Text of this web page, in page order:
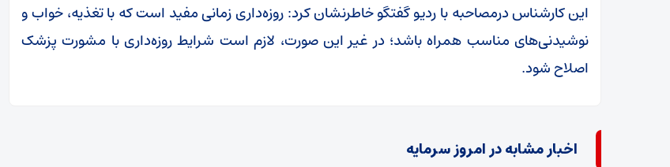
این کارشناس درمصاحبه با ردیو گفتگو خاطرنشان کرد: روزه‌داری زمانی مفید است که با تغذیه، خواب و
نوشیدنی‌های مناسب همراه باشد؛ در غیر این صورت، لازم است شرایط روزه‌داری با مشورت پزشک
اصلاح شود.
اخبار مشابه در امروز سرمایه